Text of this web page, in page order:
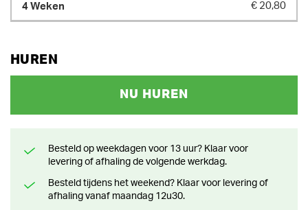
€ 20,80
HUREN
NU HUREN
Besteld op weekdagen voor 13 uur? Klaar voor
levering of afhaling de volgende werkdag.
Besteld tijdens het weekend? Klaar voor levering of
afhaling vanaf maandag 12u30.